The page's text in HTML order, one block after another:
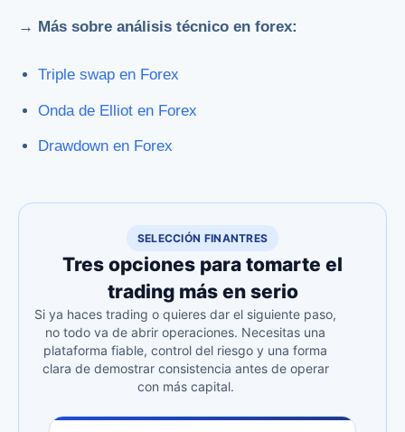
→ Más sobre análisis técnico en forex:
Triple swap en Forex
Onda de Elliot en Forex
Drawdown en Forex
SELECCIÓN FINANTRES
Tres opciones para tomarte el
trading más en serio
Si ya haces trading o quieres dar el siguiente paso,
no todo va de abrir operaciones. Necesitas una
plataforma fiable, control del riesgo y una forma
clara de demostrar consistencia antes de operar
con más capital.